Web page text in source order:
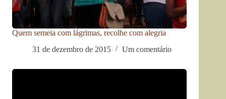
Quem semeia com lágrimas, recolhe com alegria
31 de dezembro de 2015
Um comentário